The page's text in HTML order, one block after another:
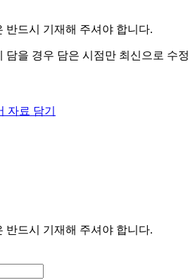
반드시 기재해 주셔야 합니다.
담을 경우 담은 시점만 최신으로 수정
자료 담기
반드시 기재해 주셔야 합니다.